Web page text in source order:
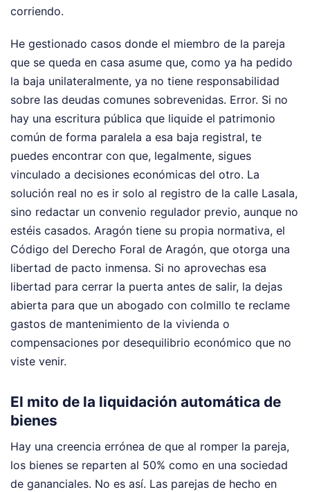
corriendo.
He gestionado casos donde el miembro de la pareja
que se queda en casa asume que, como ya ha pedido
la baja unilateralmente, ya no tiene responsabilidad
sobre las deudas comunes sobrevenidas. Error. Si no
hay una escritura pública que liquide el patrimonio
común de forma paralela a esa baja registral, te
puedes encontrar con que, legalmente, sigues
vinculado a decisiones económicas del otro. La
solución real no es ir solo al registro de la calle Lasala,
sino redactar un convenio regulador previo, aunque no
estéis casados. Aragón tiene su propia normativa, el
Código del Derecho Foral de Aragón, que otorga una
libertad de pacto inmensa. Si no aprovechas esa
libertad para cerrar la puerta antes de salir, la dejas
abierta para que un abogado con colmillo te reclame
gastos de mantenimiento de la vivienda o
compensaciones por desequilibrio económico que no
viste venir.
El mito de la liquidación automática de
bienes
Hay una creencia errónea de que al romper la pareja,
los bienes se reparten al 50% como en una sociedad
de gananciales. No es así. Las parejas de hecho en